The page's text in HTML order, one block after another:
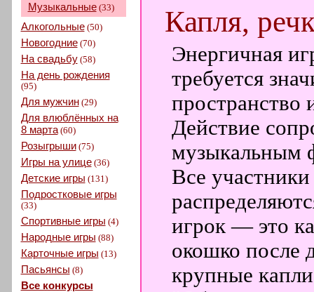
Музыкальные(33)
Алкогольные(50)
Новогодние(70)
На свадьбу(58)
На день рождения
(95)
Для мужчин(29)
Для влюблённых на
8 марта(60)
Розыгрыши(75)
Игры на улице(36)
Детские игры (131)
Подростковые игры
(33)
Спортивные игры (4)
Народные игры (88)
Карточные игры (13)
Пасьянсы (8)
Все конкурсы
Капля,
Энергичная
требуется
пространство
Действие
музыкальным
Все
игрок — это
окошко после
крупные